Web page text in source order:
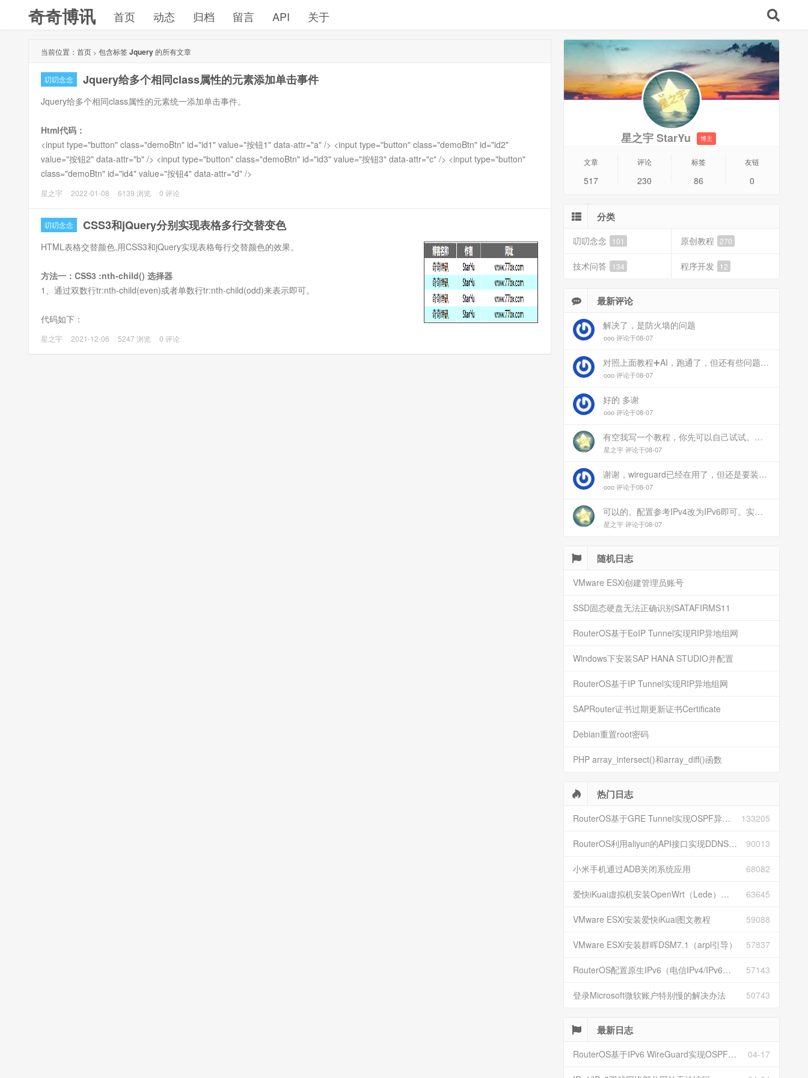
奇奇博讯 首页 动态 归档 留言 API 关于
当前位置： 首页 > 包含标签Jquery的所有文章
叨叨念念 Jquery给多个相同class属性的元素添加单击事件
Jquery给多个相同class属性的元素统一添加单击事件。
Html代码：
<input type="button" class="demoBtn" id="id1" value="按钮1" data-attr="a" /> <input type="button" class="demoBtn" id="id2"
value="按钮2" data-attr="b" /> <input type="button" class="demoBtn" id="id3" value="按钮3" data-attr="c" /> <input type="button"
class="demoBtn" id="id4" value="按钮4" data-attr="d" />
星之宇 2022-01-08 6139 浏览 0 评论
叨叨念念 CSS3和jQuery分别实现表格多行交替变色
HTML表格交替颜色,用CSS3和jQuery实现表格每行交替颜色的效果。
方法一：CSS3 :nth-child() 选择器
1、通过双数行tr:nth-child(even)或者单数行tr:nth-child(odd)来表示即可。
代码如下：
星之宇 2021-12-06 5247 浏览 0 评论
星之宇 StarYu 博主
文章
517
评论
230
标签
86
友链
0
分类
叨叨念念 101 原创教程 270
技术问答 134 程序开发 12
最新评论
解决了，是防火墙的问题
ooo 评论于08-07
对照上面教程➕AI，跑通了，但还有些问题：手机连上vpn后，部分家里内网的服务能访问（内网的Debian服务器可以），部分不能(routeros网页），不知道问题出在哪
ooo 评论于08-07
好的 多谢
ooo 评论于08-07
有空我写一个教程，你先可以自己试试。目前来说ipv6应该没问题的。
星之宇 评论于08-07
谢谢，wireguard已经在用了，但还是要装客户端。您这个方案连客户端都免了
ooo 评论于08-07
可以的。配置参考IPv4改为IPv6即可。实在不会可以用wireguard，这个简单和稳定
星之宇 评论于08-07
随机日志
VMware ESXi创建管理员账号
SSD固态硬盘无法正确识别SATAFIRMS11
RouterOS基于EoIP Tunnel实现RIP异地组网
Windows下安装SAP HANA STUDIO并配置
RouterOS基于IP Tunnel实现RIP异地组网
SAPRouter证书过期更新证书Certificate
Debian重置root密码
PHP array_intersect()和array_diff()函数
热门日志
133205
RouterOS基于GRE Tunnel实现OSPF异地组网
90013
RouterOS利用aliyun的API接口实现DDNS动态解析
68082
小米手机通过ADB关闭系统应用
63645
爱快iKuai虚拟机安装OpenWrt（Lede）并配置
59088
VMware ESXi安装爱快iKuai图文教程
57837
VMware ESXi安装群晖DSM7.1（arpl引导）
57143
RouterOS配置原生IPv6（电信IPv4/IPv6双栈）
50743
登录Microsoft微软账户特别慢的解决办法
最新日志
04-17
RouterOS基于IPv6 WireGuard实现OSPF异地组网